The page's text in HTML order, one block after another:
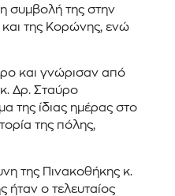
συμβολή της στην
και της Κορώνης, ενώ
και γνώρισαν από
Δρ. Σταύρο
της ίδιας ημέρας στο
της πόλης,
της Πινακοθήκης κ.
ήταν ο τελευταίος